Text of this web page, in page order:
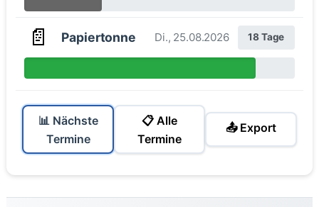
📄 Papiertonne Di., 25.08.2026 18 Tage
📊 Nächste
Termine
📋 Alle
Termine
📤 Export